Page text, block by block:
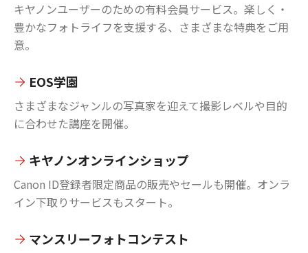
キヤノンユーザーのための有料会員サービス。楽しく・
豊かなフォトライフを支援する、さまざまな特典をご用
意。
EOS学園
さまざまなジャンルの写真家を迎えて撮影レベルや目的
に合わせた講座を開催。
キヤノンオンラインショップ
Canon ID登録者限定商品の販売やセールも開催。オンラ
イン下取りサービスもスタート。
マンスリーフォトコンテスト